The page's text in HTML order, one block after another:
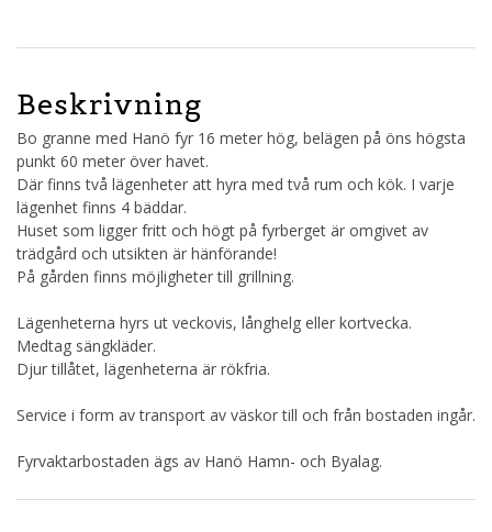
Beskrivning
Bo granne med Hanö fyr 16 meter hög, belägen på öns högsta
punkt 60 meter över havet.
Där finns två lägenheter att hyra med två rum och kök. I varje
lägenhet finns 4 bäddar.
Huset som ligger fritt och högt på fyrberget är omgivet av
trädgård och utsikten är hänförande!
På gården finns möjligheter till grillning.
Lägenheterna hyrs ut veckovis, långhelg eller kortvecka.
Medtag sängkläder.
Djur tillåtet, lägenheterna är rökfria.
Service i form av transport av väskor till och från bostaden ingår.
Fyrvaktarbostaden ägs av Hanö Hamn- och Byalag.